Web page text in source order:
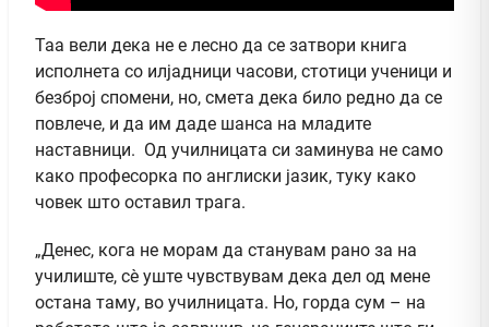
Таа вели дека не е лесно да се затвори книга
исполнета со илјадници часови, стотици ученици и
безброј спомени, но, смета дека било редно да се
повлече, и да им даде шанса на младите
наставници. Од училницата си заминува не само
како професорка по англиски јазик, туку како
човек што оставил трага.
„Денес, кога не морам да станувам рано за на
училиште, сè уште чувствувам дека дел од мене
остана таму, во училницата. Но, горда сум – на